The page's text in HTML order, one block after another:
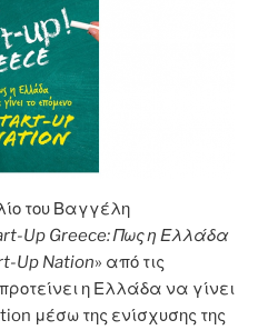
του Βαγγέλη
Up Greece: Πως η Ελλάδα
Up Nation» από τις
η Ελλάδα να γίνει
μέσω της ενίσχυσης της